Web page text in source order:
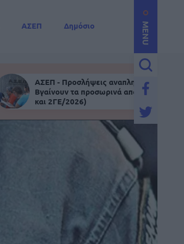
MENU
ΑΣΕΠ
Δημόσιο
ΑΣΕΠ - Προσλήψεις αναπληρωτών:
Βγαίνουν τα προσωρινά αποτελέσματα
και 2ΓΕ/2026)